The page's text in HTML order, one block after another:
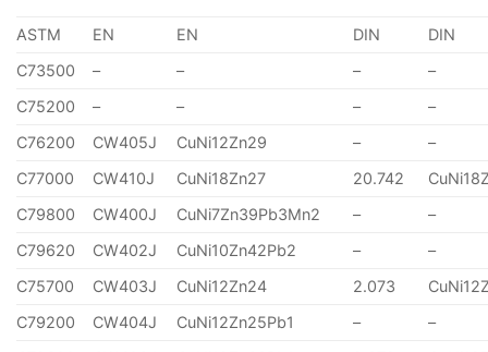
ASTM EN EN DIN
DIN
C73500
– – –
–
C75200
– – –
–
C76200
CW405J CuNi12Zn29 –
–
C77000
CW410J CuNi18Zn27 20.742
C79800
CW400J CuNi7Zn39Pb3Mn2 –
–
C79620
CW402J CuNi10Zn42Pb2 –
–
C75700
CW403J CuNi12Zn24 2.073
C79200
CW404J CuNi12Zn25Pb1 –
–